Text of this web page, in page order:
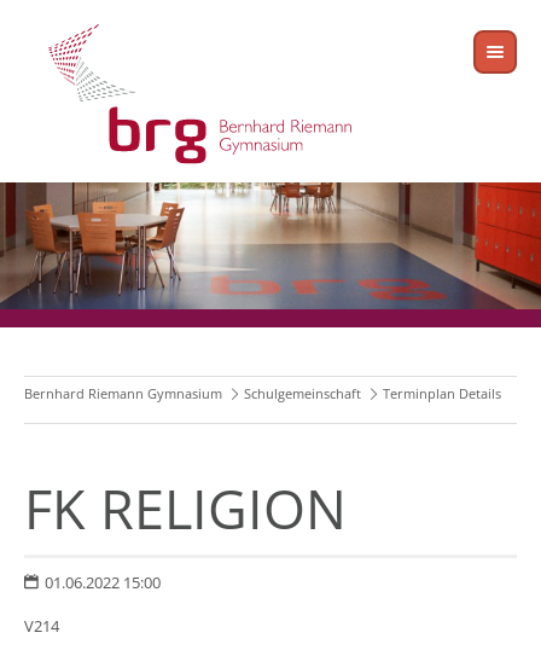
Bernhard Riemann Gymnasium Schulgemeinschaft Terminplan Details
FK RELIGION
01.06.2022 15:00
V214